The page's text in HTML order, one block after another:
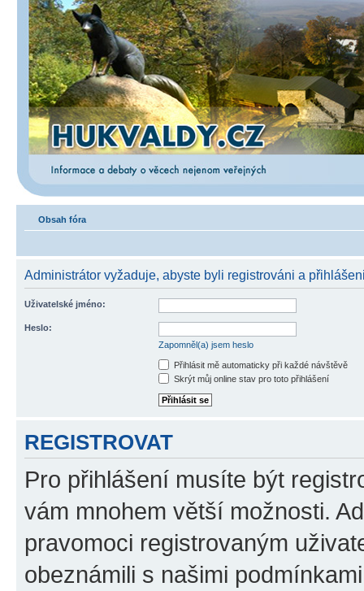
Obsah fóra
Administrátor vyžaduje, abyste byli registrováni a
Uživatelské jméno:
Heslo:
Zapomněl(a) jsem heslo
Přihlásit mě automaticky při každé návštěvě
Skrýt můj online stav pro toto přihlášení
REGISTROVAT
Pro přihlášení musíte být
vám mnohem větší možnosti.
pravomoci registrovaným
obeznámili s našimi